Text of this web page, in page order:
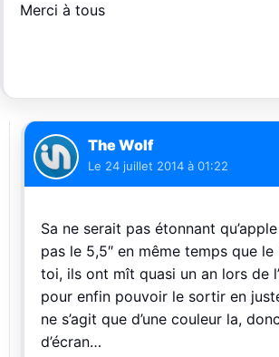
Merci à tous
The Wolf
Le 24 juillet 2014 à 01:22
Sa ne serait pas étonnant
pas le 5,5″ en même temps que le
toi, ils ont mît quasi un an lors de
pour enfin pouvoir le sortir en
ne s’agit que d’une couleur la,
d’écran…